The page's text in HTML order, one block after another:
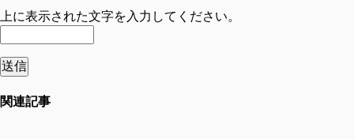
上に表示された文字を入力してください。
関連記事